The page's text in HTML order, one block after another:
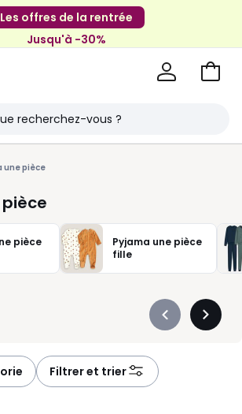
Les offres de la rentrée
Jusqu'à -30%
Aller
une pièce
pièce
Pyjama une pièce
fille
Précédent
Filtrer et trier